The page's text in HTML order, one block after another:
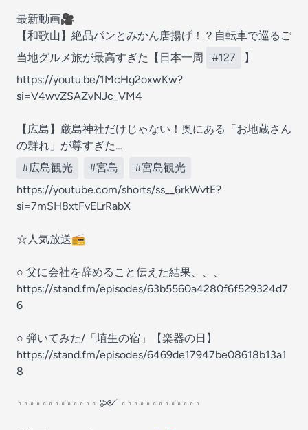
最新動画🎥
【和歌山】絶品パンとみかん唐揚げ！？自転車で巡るご
当地グルメ旅が最高すぎた【日本一周
#127
】
https://youtu.be/1McHg2oxwKw?
si=V4wvZSAZvNJc_VM4
【広島】厳島神社だけじゃない！奥にある「お地蔵さん
の群れ」が尊すぎた…
#広島観光
#宮島
#宮島観光
https://youtube.com/shorts/ss__6rkWvtE?
si=7mSH8xtFvELrRabX
☆人気放送📻
○ 父に会社を辞めること伝えた結果、、、
https://stand.fm/episodes/63b5560a4280f6f529324d7
6
○ 弾いてみた/「埴生の宿」【楽器の日】
https://stand.fm/episodes/6469de17947be08618b13a1
8
𐬹𐬹𐬹𐬹𐬹𐬹𐬹𐬹𐬹𐬹𐬹𐬹𐬹 ༻ 𐬹𐬹𐬹𐬹𐬹𐬹𐬹𐬹𐬹𐬹𐬹𐬹𐬹